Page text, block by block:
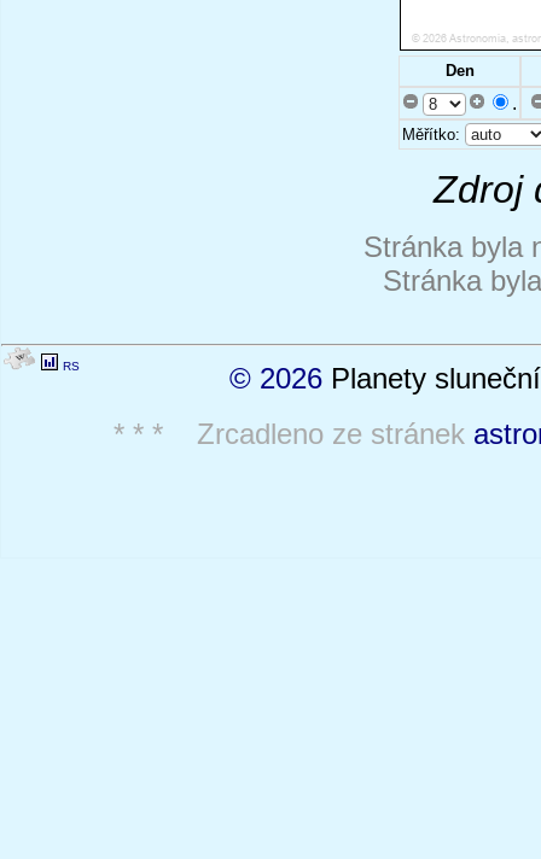
Den
.
Měřítko:
Zdroj
Stránka byla
Stránka
RS © 2026 Planety
* * * Zrcadleno ze stránek